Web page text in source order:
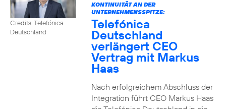
Credits: Telefónica
Deutschland
KONTINUITÄT AN DER
UNTERNEHMENSSPITZE:
Telefónica
Deutschland
verlängert CEO
Vertrag mit Markus
Haas
Nach erfolgreichem Abschluss der
Integration führt CEO Markus Haas